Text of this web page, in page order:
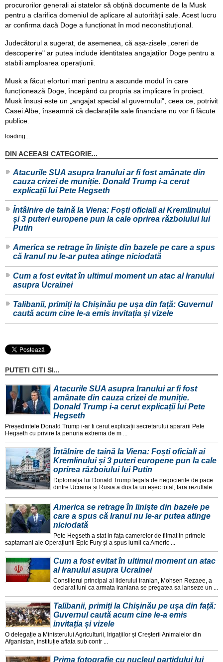
procurorilor generali ai statelor să obțină documente de la Musk
pentru a clarifica domeniul de aplicare al autorității sale. Acest lucru
ar confirma dacă Doge a funcționat în mod neconstituțional.
Judecătorul a sugerat, de asemenea, că așa-zisele „cereri de
descoperire" ar putea include identitatea angajaților Doge pentru a
stabili amploarea operațiunii.
Musk a făcut eforturi mari pentru a ascunde modul în care
funcționează Doge, începând cu propria sa implicare în proiect.
Musk însuși este un „angajat special al guvernului", ceea ce, potrivit
Casei Albe, înseamnă că declarațiile sale financiare nu vor fi făcute
publice.
loading...
DIN ACEEASI CATEGORIE...
Atacurile SUA asupra Iranului ar fi fost amânate din
cauza crizei de muniție. Donald Trump i-a cerut
explicații lui Pete Hegseth
Întâlnire de taină la Viena: Foști oficiali ai Kremlinului
și 3 puteri europene pun la cale oprirea războiului lui
Putin
America se retrage în liniște din bazele pe care a spus
că Iranul nu le-ar putea atinge niciodată
Cum a fost evitat în ultimul moment un atac al Iranului
asupra Ucrainei
Talibanii, primiți la Chișinău pe ușa din față: Guvernul
caută acum cine le-a emis invitația și vizele
PUTETI CITI SI...
Atacurile SUA asupra Iranului ar fi fost
amânate din cauza crizei de muniție.
Donald Trump i-a cerut explicații lui Pete
Hegseth
Președintele Donald Trump i-ar fi cerut explicații secretarului apararii Pete
Hegseth cu privire la penuria extrema de m ...
Întâlnire de taină la Viena: Foști oficiali ai
Kremlinului și 3 puteri europene pun la cale
oprirea războiului lui Putin
Diplomația lui Donald Trump legata de negocierile de pace
dintre Ucraina și Rusia a dus la un eșec total, fara rezultate ...
America se retrage în liniște din bazele pe
care a spus că Iranul nu le-ar putea atinge
niciodată
Pete Hegseth a stat in fața camerelor de filmat in primele
saptamani ale Operațiunii Epic Fury și a spus lumii ca Americ ...
Cum a fost evitat în ultimul moment un atac
al Iranului asupra Ucrainei
Consilierul principal al liderului iranian, Mohsen Rezaee, a
declarat luni ca armata iraniana se pregatea sa lanseze un ...
Talibanii, primiți la Chișinău pe ușa din față:
Guvernul caută acum cine le-a emis
invitația și vizele
O delegație a Ministerului Agriculturii, Irigațiilor și Creșterii Animalelor din
Afganistan, instituție aflata sub contr ...
Prima fotografie cu nucleul partidului lui